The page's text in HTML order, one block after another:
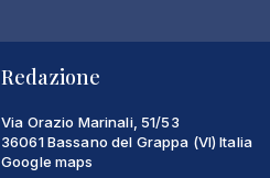
Redazione
Via Orazio Marinali, 51/53
36061 Bassano del Grappa (VI) Italia
Google maps